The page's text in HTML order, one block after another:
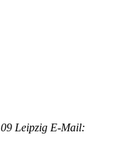
Leipzig E-Mail: